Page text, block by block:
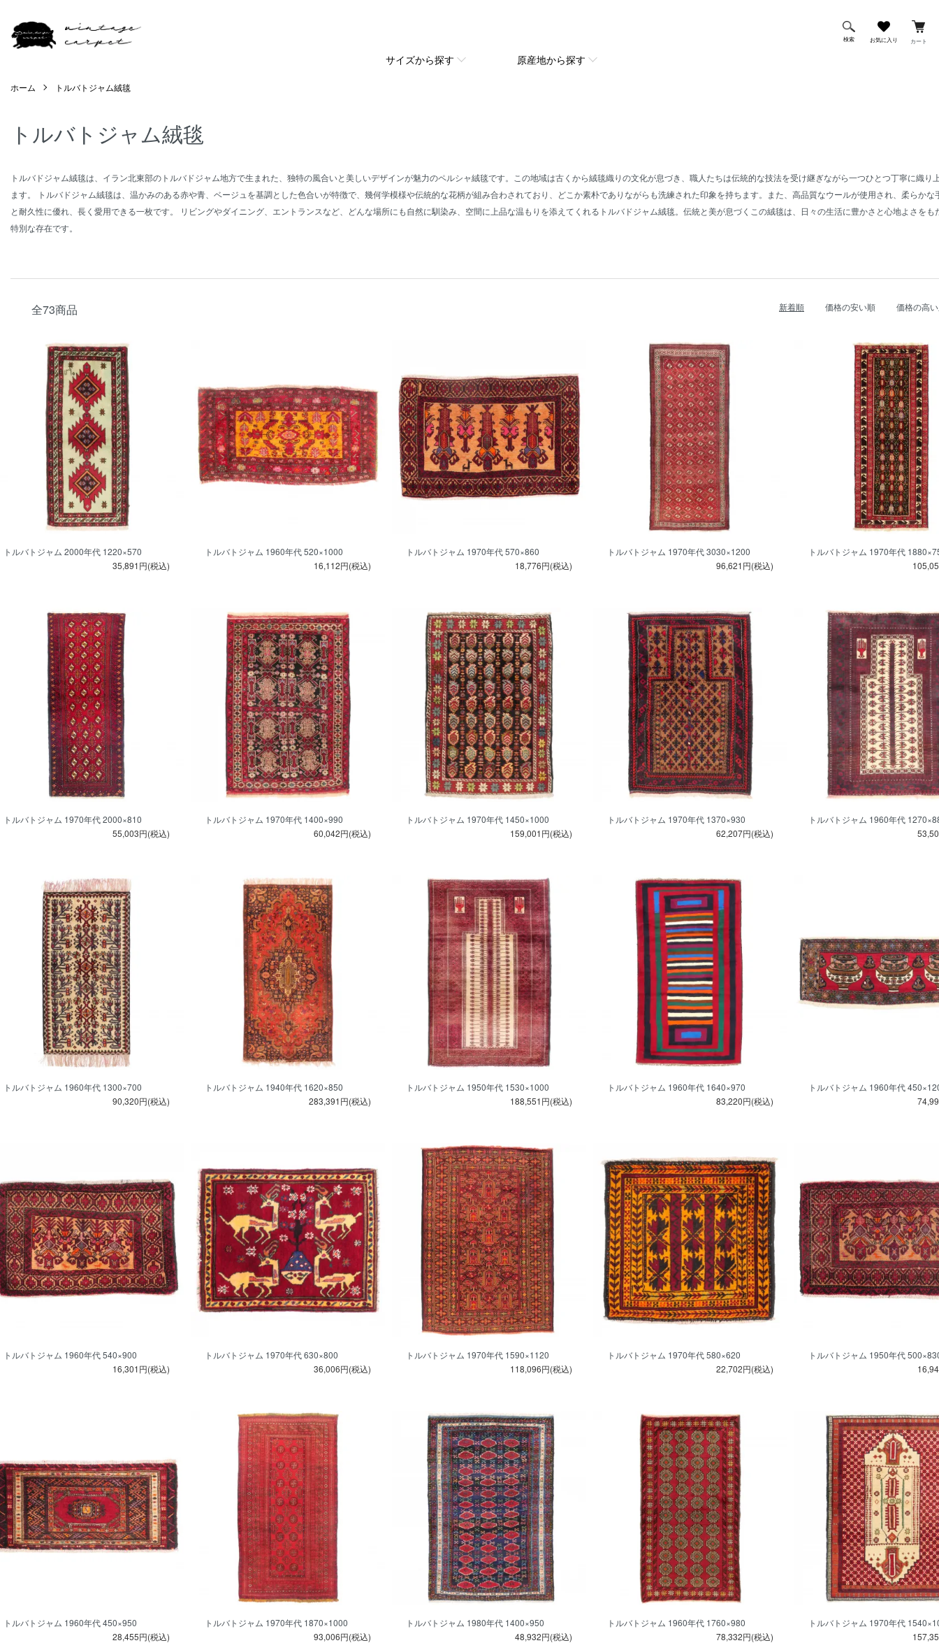
検索 お気に入り カート
サイズから探す 原産地から探す
ホーム トルバトジャム絨毯
トルバトジャム絨毯
トルバドジャム絨毯は、イラン北東部のトルバドジャム地方で生まれた、独特の風合いと美しいデザインが魅力のペルシャ絨毯です。この地域は古くから絨毯織りの文化が息づき、職人たちは伝統的な技法を受け継ぎながら一つひとつ丁寧に織り
ます。 トルバドジャム絨毯は、温かみのある赤や青、ベージュを基調とした色合いが特徴で、幾何学模様や伝統的な花柄が組み合わされており、どこか素朴でありながらも洗練された印象を持ちます。また、高品質なウールが使用され、柔らかな
と耐久性に優れ、長く愛用できる一枚です。 リビングやダイニング、エントランスなど、どんな場所にも自然に馴染み、空間に上品な温もりを添えてくれるトルバドジャム絨毯。伝統と美が息づくこの絨毯は、日々の生活に豊かさと心地よさをも
特別な存在です。
全73商品 新着順 価格の安い順 価格の高
トルバトジャム 2000年代 1220×570
35,891円(税込)
トルバトジャム 1960年代 520×1000
16,112円(税込)
トルバトジャム 1970年代 570×860
18,776円(税込)
トルバトジャム 1970年代 3030×1200
96,621円(税込)
トルバトジャム 1970年代
トルバトジャム 1970年代 2000×810
55,003円(税込)
トルバトジャム 1970年代 1400×990
60,042円(税込)
トルバトジャム 1970年代 1450×1000
159,001円(税込)
トルバトジャム 1970年代 1370×930
62,207円(税込)
トルバトジャム 1960年代
トルバトジャム 1960年代 1300×700
90,320円(税込)
トルバトジャム 1940年代 1620×850
283,391円(税込)
トルバトジャム 1950年代 1530×1000
188,551円(税込)
トルバトジャム 1960年代 1640×970
83,220円(税込)
トルバトジャム 1960年代
トルバトジャム 1960年代 540×900
16,301円(税込)
トルバトジャム 1970年代 630×800
36,006円(税込)
トルバトジャム 1970年代 1590×1120
118,096円(税込)
トルバトジャム 1970年代 580×620
22,702円(税込)
トルバトジャム 1950年代
トルバトジャム 1960年代 450×950
28,455円(税込)
トルバトジャム 1970年代 1870×1000
93,006円(税込)
トルバトジャム 1980年代 1400×950
48,932円(税込)
トルバトジャム 1960年代 1760×980
78,332円(税込)
トルバトジャム 1970年代